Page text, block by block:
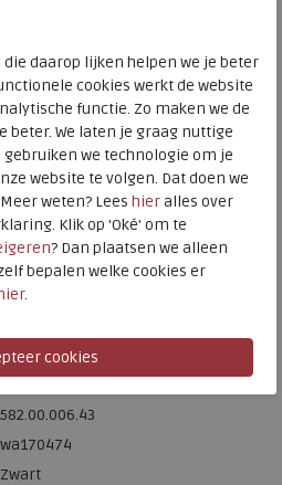
760 760
Nederland*
dezelfde werkdag verzonden*
582.00.006.43
wa170474
Zwart
daarop lijken helpen we je beter
cookies werkt de website
functie. Zo maken we de
beter. We laten je graag nuttige
we technologie om je
website te volgen. Dat doen we
weten? Lees hieralles over
Klik op 'Oké' om te
? Dan plaatsen we alleen
bepalen welke cookies er
.